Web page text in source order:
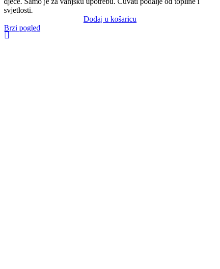
svjetlosti.
Dodaj u košaricu
Brzi pogled